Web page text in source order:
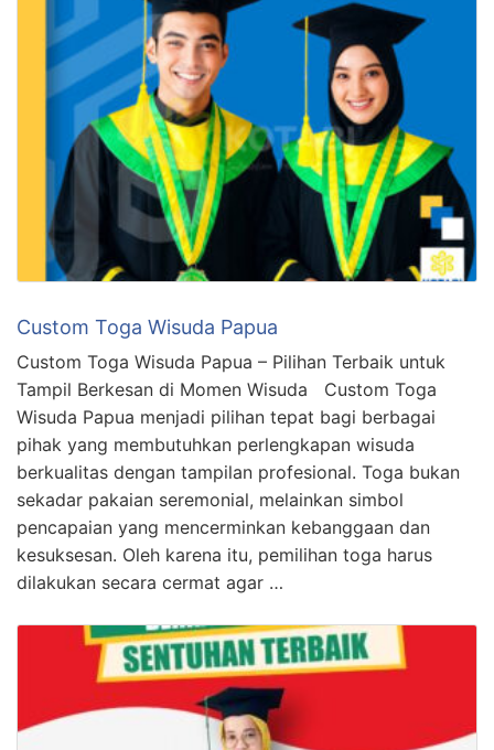
Custom Toga Wisuda Papua
Custom Toga Wisuda Papua – Pilihan Terbaik untuk
Tampil Berkesan di Momen Wisuda Custom Toga
Wisuda Papua menjadi pilihan tepat bagi berbagai
pihak yang membutuhkan perlengkapan wisuda
berkualitas dengan tampilan profesional. Toga bukan
sekadar pakaian seremonial, melainkan simbol
pencapaian yang mencerminkan kebanggaan dan
kesuksesan. Oleh karena itu, pemilihan toga harus
dilakukan secara cermat agar …